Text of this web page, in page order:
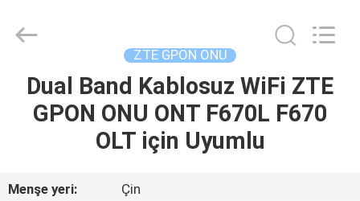
LIMITED.
ZTE GPON ONU
Dual Band Kablosuz WiFi ZTE
GPON ONU ONT F670L F670
OLT için Uyumlu
Menşe yeri:
Çin